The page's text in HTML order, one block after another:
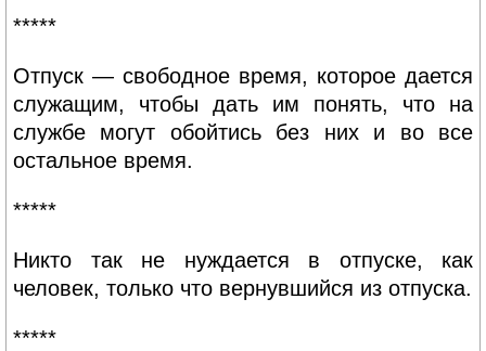
*****
Отпуск — свободное время, которое дается
служащим, чтобы дать им понять, что на
службе могут обойтись без них и во все
остальное время.
*****
Никто так не нуждается в отпуске, как
человек, только что вернувшийся из отпуска.
*****